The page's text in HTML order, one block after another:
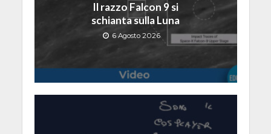
Il razzo Falcon 9 si
schianta sulla Luna
6 Agosto 2026